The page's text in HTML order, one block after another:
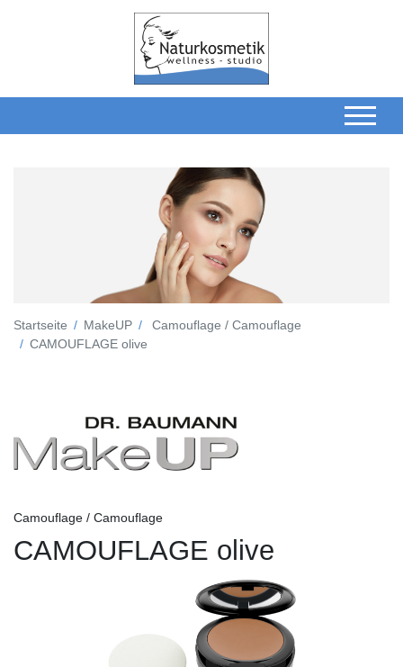
Startseite MakeUP
Camouflage / Camouflage
CAMOUFLAGE olive
Camouflage / Camouflage
CAMOUFLAGE olive